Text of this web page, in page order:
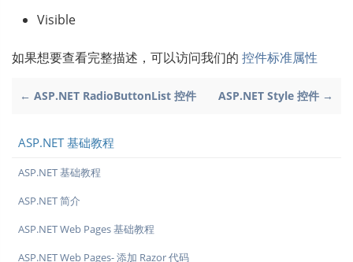
Visible
如果想要查看完整描述，可以访问我们的 控件标准属性
← ASP.NET RadioButtonList 控件 ASP.NET Style 控件 →
ASP.NET 基础教程
ASP.NET 基础教程
ASP.NET 简介
ASP.NET Web Pages 基础教程
ASP.NET Web Pages- 添加 Razor 代码